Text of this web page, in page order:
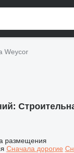
Weycor
размещения
Сначала дорогие